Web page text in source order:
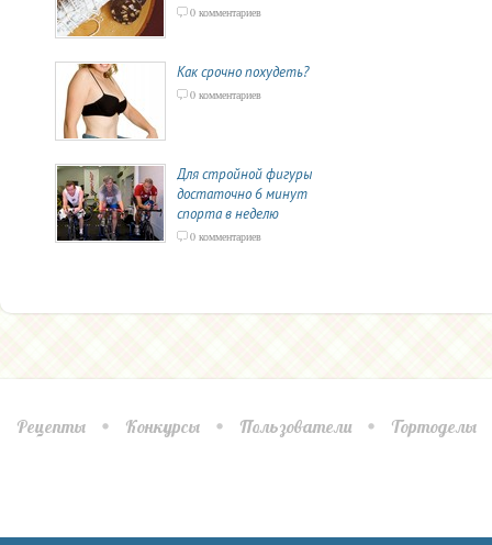
0 комментариев
Как срочно похудеть?
0 комментариев
Для стройной фигуры
достаточно 6 минут
спорта в неделю
0 комментариев
Рецепты Конкурсы Пользователи Тортоделы